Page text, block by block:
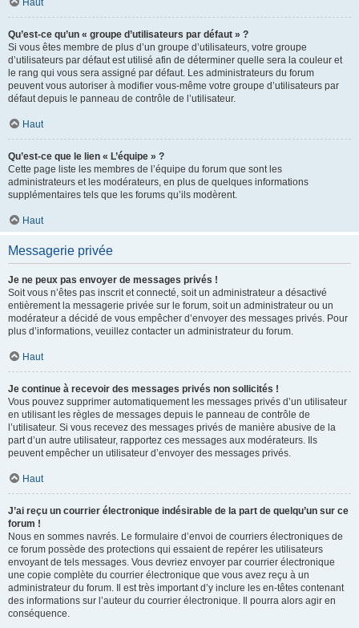
Haut
Qu’est-ce qu’un « groupe d’utilisateurs par défaut » ?
Si vous êtes membre de plus d’un groupe d’utilisateurs, votre groupe
d’utilisateurs par défaut est utilisé afin de déterminer quelle sera la couleur et
le rang qui vous sera assigné par défaut. Les administrateurs du forum
peuvent vous autoriser à modifier vous-même votre groupe d’utilisateurs par
défaut depuis le panneau de contrôle de l’utilisateur.
Haut
Qu’est-ce que le lien « L’équipe » ?
Cette page liste les membres de l’équipe du forum que sont les
administrateurs et les modérateurs, en plus de quelques informations
supplémentaires tels que les forums qu’ils modèrent.
Haut
Messagerie privée
Je ne peux pas envoyer de messages privés !
Soit vous n’êtes pas inscrit et connecté, soit un administrateur a désactivé
entièrement la messagerie privée sur le forum, soit un administrateur ou un
modérateur a décidé de vous empêcher d’envoyer des messages privés. Pour
plus d’informations, veuillez contacter un administrateur du forum.
Haut
Je continue à recevoir des messages privés non sollicités !
Vous pouvez supprimer automatiquement les messages privés d’un utilisateur
en utilisant les règles de messages depuis le panneau de contrôle de
l’utilisateur. Si vous recevez des messages privés de manière abusive de la
part d’un autre utilisateur, rapportez ces messages aux modérateurs. Ils
peuvent empêcher un utilisateur d’envoyer des messages privés.
Haut
J’ai reçu un courrier électronique indésirable de la part de quelqu’un sur ce
forum !
Nous en sommes navrés. Le formulaire d’envoi de courriers électroniques de
ce forum possède des protections qui essaient de repérer les utilisateurs
envoyant de tels messages. Vous devriez envoyer par courrier électronique
une copie complète du courrier électronique que vous avez reçu à un
administrateur du forum. Il est très important d’y inclure les en-têtes contenant
des informations sur l’auteur du courrier électronique. Il pourra alors agir en
conséquence.